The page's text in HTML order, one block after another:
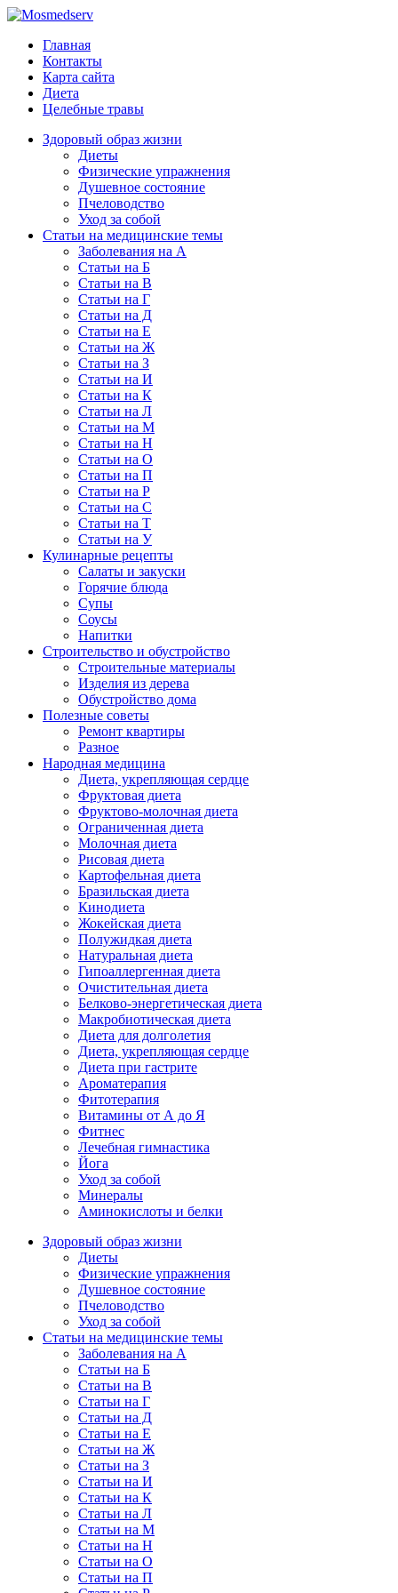
Главная
Контакты
Карта сайта
Диета
Целебные травы
Здоровый образ жизни
Диеты
Физические упражнения
Душевное состояние
Пчеловодство
Уход за собой
Статьи на медицинские темы
Заболевания на А
Статьи на Б
Статьи на В
Статьи на Г
Статьи на Д
Статьи на Е
Статьи на Ж
Статьи на З
Статьи на И
Статьи на К
Статьи на Л
Статьи на М
Статьи на Н
Статьи на О
Статьи на П
Статьи на Р
Статьи на С
Статьи на Т
Статьи на У
Кулинарные рецепты
Салаты и закуски
Горячие блюда
Супы
Соусы
Напитки
Строительство и обустройство
Строительные материалы
Изделия из дерева
Обустройство дома
Полезные советы
Ремонт квартиры
Разное
Народная медицина
Диета, укрепляющая сердце
Фруктовая диета
Фруктово-молочная диета
Ограниченная диета
Молочная диета
Рисовая диета
Картофельная диета
Бразильская диета
Кинодиета
Жокейская диета
Полужидкая диета
Натуральная диета
Гипоаллергенная диета
Очистительная диета
Белково-энергетическая диета
Макробиотическая диета
Диета для долголетия
Диета, укрепляющая сердце
Диета при гастрите
Ароматерапия
Фитотерапия
Витамины от А до Я
Фитнес
Лечебная гимнастика
Йога
Уход за собой
Минералы
Аминокислоты и белки
Здоровый образ жизни
Диеты
Физические упражнения
Душевное состояние
Пчеловодство
Уход за собой
Статьи на медицинские темы
Заболевания на А
Статьи на Б
Статьи на В
Статьи на Г
Статьи на Д
Статьи на Е
Статьи на Ж
Статьи на З
Статьи на И
Статьи на К
Статьи на Л
Статьи на М
Статьи на Н
Статьи на О
Статьи на П